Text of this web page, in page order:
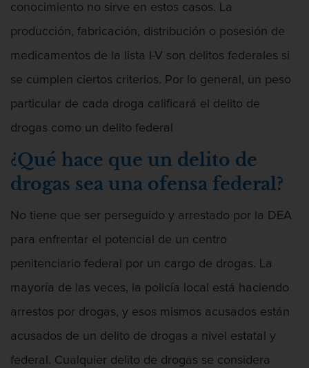
Licencia Veterinaria
Defensa de secuestro
Delincuencia Juvenil
Audiencias de Detención
Audiencias de Disposición
Audiencias de Transferencia
Delitos por los cuales un Menor puede
ser Juzgado como Adulto
Derechos de los Padres en Casos
Juveniles
Desviación Informal Juvenil
conocimiento no sirve en estos casos. La
producción, fabricación, distribución o posesión de
medicamentos de la lista I-V son delitos federales si
se cumplen ciertos criterios. Por lo general, un peso
particular de cada droga calificará el delito de
drogas como un delito federal
¿Qué hace que un delito de
drogas sea una ofensa federal?
No tiene que ser perseguido y arrestado por la DEA
para enfrentar el potencial de un centro
penitenciario federal por un cargo de drogas. La
mayoría de las veces, la policía local está haciendo
arrestos por drogas, y esos mismos acusados están
acusados de un delito de drogas a nivel estatal y
federal. Cualquier delito de drogas se considera